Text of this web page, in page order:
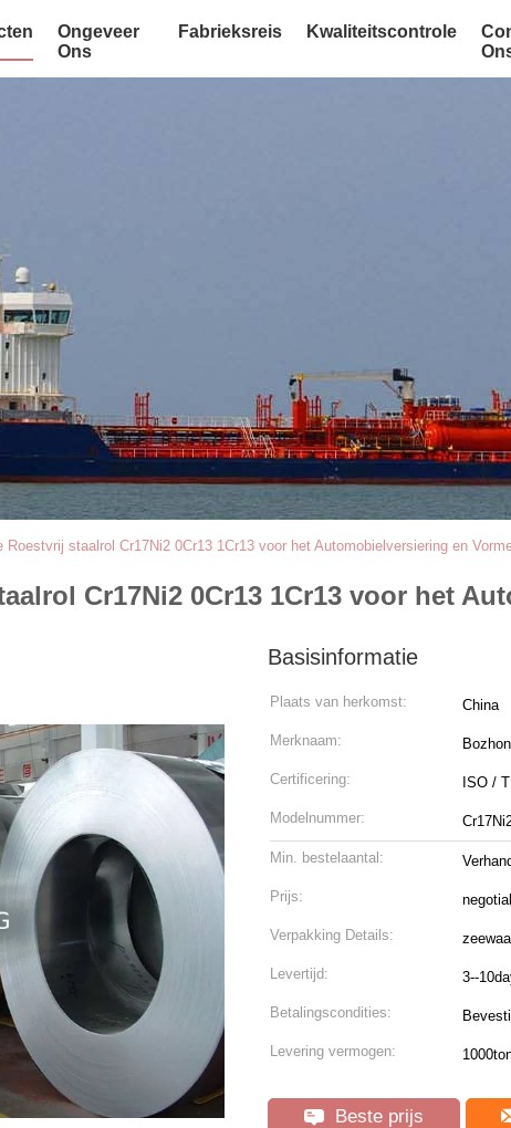
Ongeveer
Ons
Fabrieksreis Kwaliteitscontrole
Roestvrij staalrol Cr17Ni2 0Cr13 1Cr13 voor het Automobielversiering en
Cr17Ni2 0Cr13 1Cr13 voor het
Basisinformatie
Plaats van herkomst: China
Merknaam:
Certificering: ISO /
Modelnummer:
Min. bestelaantal:
Prijs:
Verpakking Details:
Levertijd: 3--
Betalingscondities:
Levering vermogen:
Beste prijs